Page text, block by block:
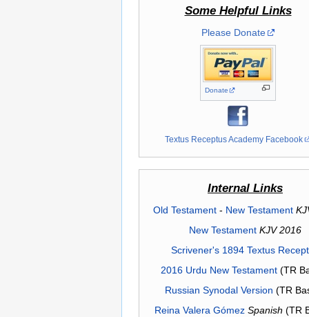
Some Helpful Links
Please Donate
Donate
Textus Receptus Academy Facebook
Internal Links
Old Testament- New Testament
New Testament KJV 2016
Scrivener's 1894 Textus
2016 Urdu New Testament(TR
Russian Synodal Version (TR
Reina Valera Gómez Spanish (TR